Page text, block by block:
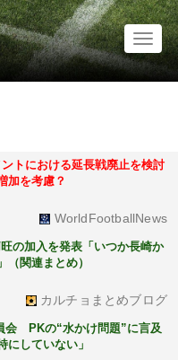
トにおける延長戦廃止を検討
加を考慮？
WorldFootballNews
の加入を発表「いつか長崎か
（関連まとめ）
カルチョまとめブログ
PKの“水かけ問題”に言及
にしていない」